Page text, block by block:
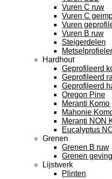
Vuren C ruw
Vuren C
Vuren
Vuren B ruw
Steigerdelen
Hardhout
Geprofileerd
Geprofileerd
Geprofileerd
Oregon Pine
Meranti
Mahonie
Meranti NON
Eucalyptus
Grenen
Grenen B ruw
Grenen
Lijstwerk
Plinten